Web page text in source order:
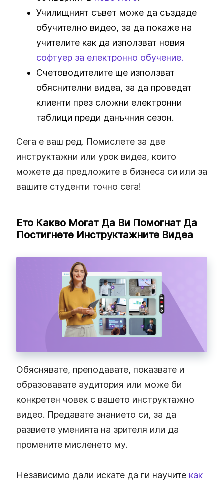
Училищният съвет може да създаде
обучително видео, за да покаже на
учителите как да използват новия
софтуер за електронно обучение.
Счетоводителите ще използват
обяснителни видеа, за да проведат
клиенти през сложни електронни
таблици преди данъчния сезон.
Сега е ваш ред. Помислете за две
инструктажни или урок видеа, които
можете да предложите в бизнеса си или за
вашите студенти точно сега!
Ето Какво Могат Да Ви Помогнат Да
Постигнете Инструктажните Видеа
Обяснявате, преподавате, показвате и
образовавате аудитория или може би
конкретен човек с вашето инструктажно
видео. Предавате знанието си, за да
развиете уменията на зрителя или да
промените мисленето му.
Независимо дали искате да ги научите как